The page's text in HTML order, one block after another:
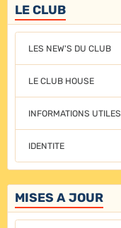
LE CLUB
LES NEW'S DU CLUB
LE CLUB HOUSE
INFORMATIONS
IDENTITE
MISES A JOUR